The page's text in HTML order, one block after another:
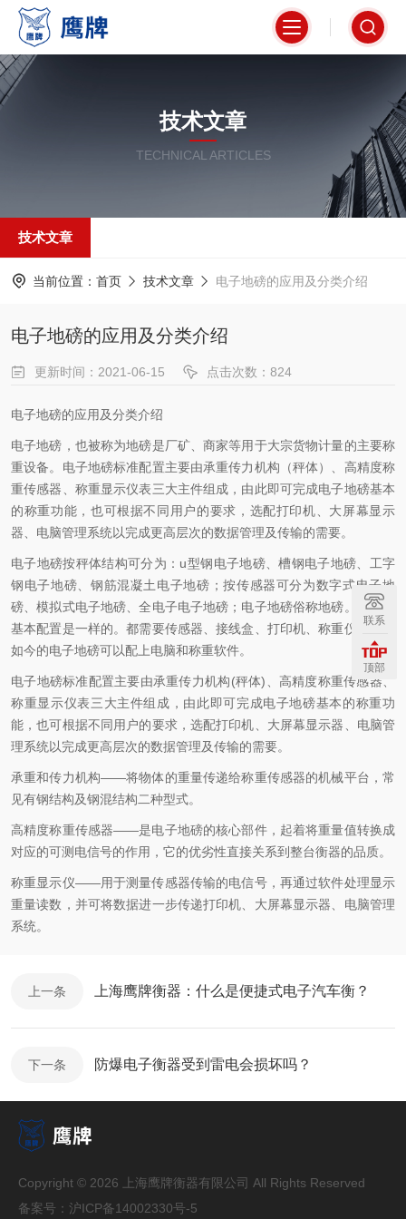
技术文章
TECHNICAL ARTICLES
技术文章
当前位置： 首页 技术文章 电子地磅的应用及分类介绍
电子地磅的应用及分类介绍
更新时间：2021-06-15 点击次数：824
电子地磅的应用及分类介绍
电子地磅，也被称为地磅是厂矿、商家等用于大宗货物计量的主要称
重设备。电子地磅标准配置主要由承重传力机构（秤体）、高精度称
重传感器、称重显示仪表三大主件组成，由此即可完成电子地磅基本
的称重功能，也可根据不同用户的要求，选配打印机、大屏幕显示
器、电脑管理系统以完成更高层次的数据管理及传输的需要。
电子地磅按秤体结构可分为：u型钢电子地磅、槽钢电子地磅、工字
钢电子地磅、钢筋混凝土电子地磅；按传感器可分为数字式电子地
磅、模拟式电子地磅、全电子电子地磅；电子地磅俗称地磅。他们的
基本配置是一样的。都需要传感器、接线盒、打印机、称重仪表，现
如今的电子地磅可以配上电脑和称重软件。
电子地磅标准配置主要由承重传力机构(秤体)、高精度称重传感器、
称重显示仪表三大主件组成，由此即可完成电子地磅基本的称重功
能，也可根据不同用户的要求，选配打印机、大屏幕显示器、电脑管
理系统以完成更高层次的数据管理及传输的需要。
承重和传力机构——将物体的重量传递给称重传感器的机械平台，常
见有钢结构及钢混结构二种型式。
高精度称重传感器——是电子地磅的核心部件，起着将重量值转换成
对应的可测电信号的作用，它的优劣性直接关系到整台衡器的品质。
称重显示仪——用于测量传感器传输的电信号，再通过软件处理显示
重量读数，并可将数据进一步传递打印机、大屏幕显示器、电脑管理
系统。
上一条 上海鹰牌衡器：什么是便捷式电子汽车衡？
下一条 防爆电子衡器受到雷电会损坏吗？
Copyright © 2026 上海鹰牌衡器有限公司 All Rights Reserved
备案号： 沪ICP备14002330号-5
联系
顶部